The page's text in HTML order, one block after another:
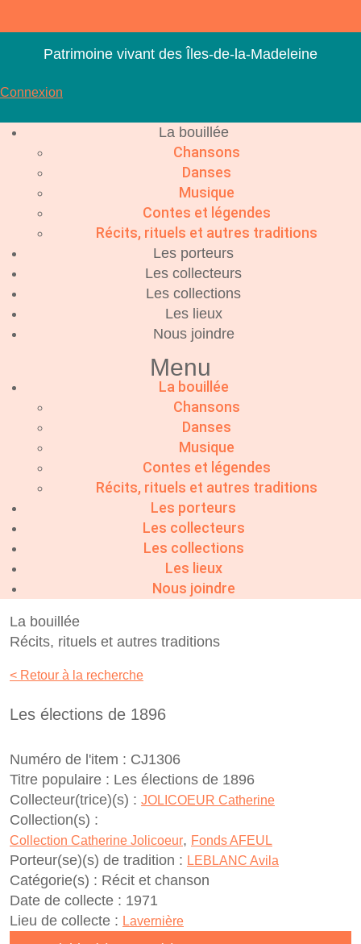
contenu
Patrimoine vivant des Îles-de-la-Madeleine
Connexion
La bouillée
Chansons
Danses
Musique
Contes et légendes
Récits, rituels et autres traditions
Les porteurs
Les collecteurs
Les collections
Les lieux
Nous joindre
Menu
La bouillée
Chansons
Danses
Musique
Contes et légendes
Récits, rituels et autres traditions
Les porteurs
Les collecteurs
Les collections
Les lieux
Nous joindre
La bouillée
Récits, rituels et autres traditions
< Retour à la recherche
Les élections de 1896
Numéro de l'item : CJ1306
Titre populaire : Les élections de 1896
Collecteur(trice)(s) : JOLICOEUR Catherine
Collection(s) :
Collection Catherine Jolicoeur, Fonds AFEUL
Porteur(se)(s) de tradition : LEBLANC Avila
Catégorie(s) : Récit et chanson
Date de collecte : 1971
Lieu de collecte : Lavernière